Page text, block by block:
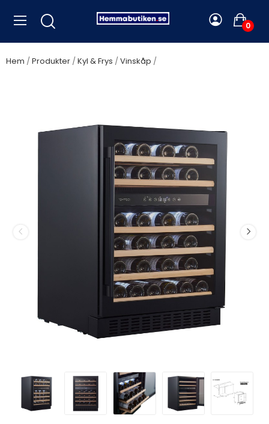
0
Hem Produkter Kyl & Frys Vinskåp